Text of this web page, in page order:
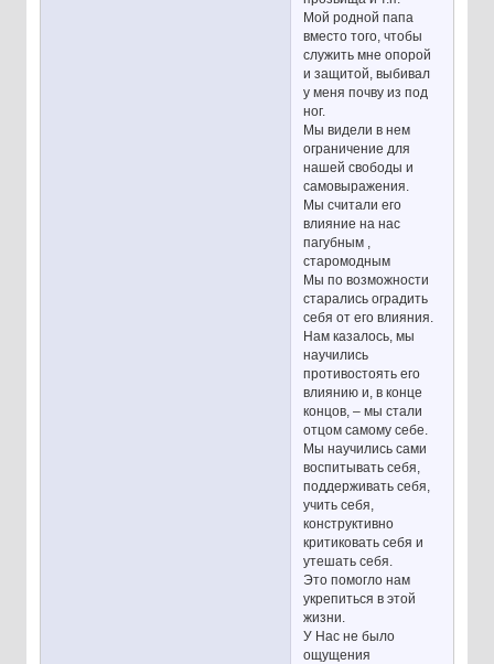
Мой родной папа
вместо того, чтобы
служить мне опорой
и защитой, выбивал
у меня почву из под
ног.
Мы видели в нем
ограничение для
нашей свободы и
самовыражения.
Мы считали его
влияние на нас
пагубным ,
старомодным
Мы по возможности
старались оградить
себя от его влияния.
Нам казалось, мы
научились
противостоять его
влиянию и, в конце
концов, – мы стали
отцом самому себе.
Мы научились сами
воспитывать себя,
поддерживать себя,
учить себя,
конструктивно
критиковать себя и
утешать себя.
Это помогло нам
укрепиться в этой
жизни.
У Нас не было
ощущения